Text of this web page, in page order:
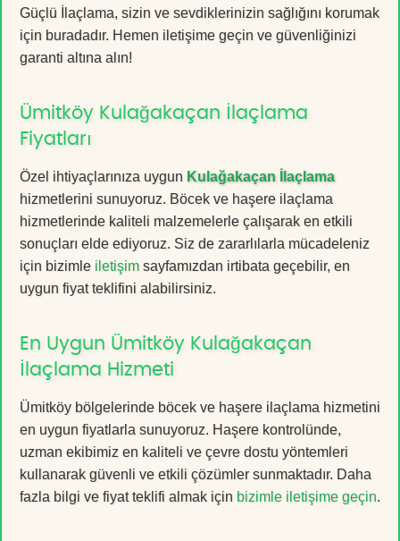
Güçlü İlaçlama, sizin ve sevdiklerinizin sağlığını korumak
için buradadır. Hemen iletişime geçin ve güvenliğinizi
garanti altına alın!
Ümitköy Kulağakaçan İlaçlama
Fiyatları
Özel ihtiyaçlarınıza uygun Kulağakaçan İlaçlama
hizmetlerini sunuyoruz. Böcek ve haşere ilaçlama
hizmetlerinde kaliteli malzemelerle çalışarak en etkili
sonuçları elde ediyoruz. Siz de zararlılarla mücadeleniz
için bizimle iletişim sayfamızdan irtibata geçebilir, en
uygun fiyat teklifini alabilirsiniz.
En Uygun Ümitköy Kulağakaçan
İlaçlama Hizmeti
Ümitköy bölgelerinde böcek ve haşere ilaçlama hizmetini
en uygun fiyatlarla sunuyoruz. Haşere kontrolünde,
uzman ekibimiz en kaliteli ve çevre dostu yöntemleri
kullanarak güvenli ve etkili çözümler sunmaktadır. Daha
fazla bilgi ve fiyat teklifi almak için bizimle iletişime geçin.